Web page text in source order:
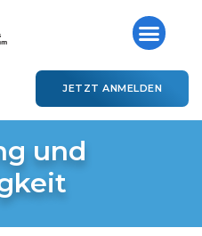
JETZT ANMELDEN
und